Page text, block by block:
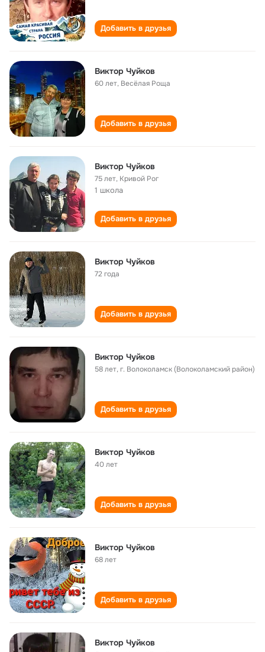
Добавить в друзья
Виктор Чуйков
60 лет, Весёлая Роща
Добавить в друзья
Виктор Чуйков
75 лет, Кривой Рог
1 школа
Добавить в друзья
Виктор Чуйков
72 года
Добавить в друзья
Виктор Чуйков
58 лет,г. Волоколамск (Волоколамский район)
Добавить в друзья
Виктор Чуйков
40 лет
Добавить в друзья
Виктор Чуйков
68 лет
Добавить в друзья
Виктор Чуйков